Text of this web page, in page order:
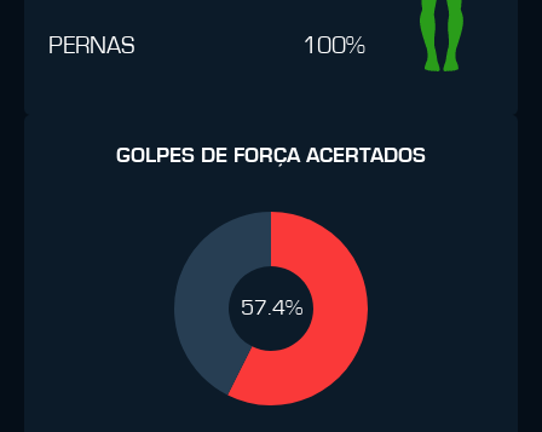
PERNAS 100%
GOLPES DE FORÇA ACERTADOS
57.4%